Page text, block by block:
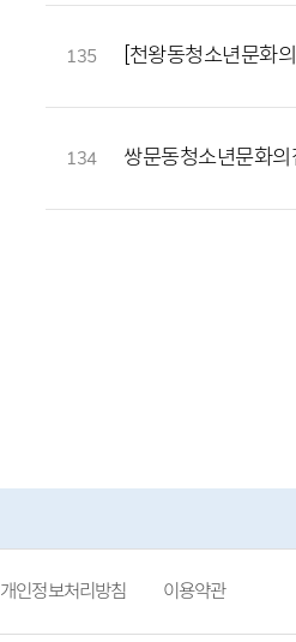
135 [천왕동청소년문화
134 쌍문동청소년문화
개인정보처리방침 이용약관